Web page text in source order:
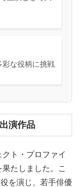
な役柄に挑戦
演作品
ト・プロファイ
たしました。こ
を演じ、若手俳優